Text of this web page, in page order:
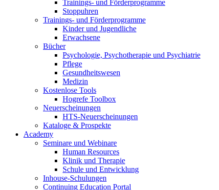
Trainings- und Förderprogramme
Stoppuhren
Trainings- und Förderprogramme
Kinder und Jugendliche
Erwachsene
Bücher
Psychologie, Psychotherapie und Psychiatrie
Pflege
Gesundheitswesen
Medizin
Kostenlose Tools
Hogrefe Toolbox
Neuerscheinungen
HTS-Neuerscheinungen
Kataloge & Prospekte
Academy
Seminare und Webinare
Human Resources
Klinik und Therapie
Schule und Entwicklung
Inhouse-Schulungen
Continuing Education Portal